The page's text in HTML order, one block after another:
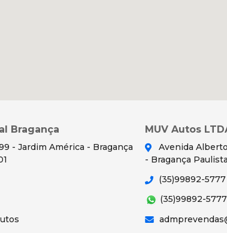
Bragança
- Jardim América - Bragança
MUV Autos
Avenida
- Bragança
(35)99892-5777
(35)99892-5777